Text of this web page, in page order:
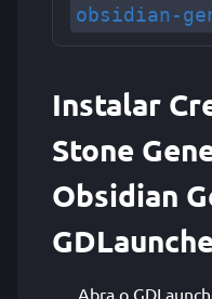
obsidian-
Instalar
Stone
Obsidian
Abra o